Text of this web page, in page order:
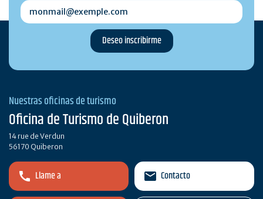
monmail@exemple.com
Nuestras oficinas de turismo
Oficina de Turismo de Quiberon
14 rue de Verdun
56170 Quiberon
Llame a Contacto